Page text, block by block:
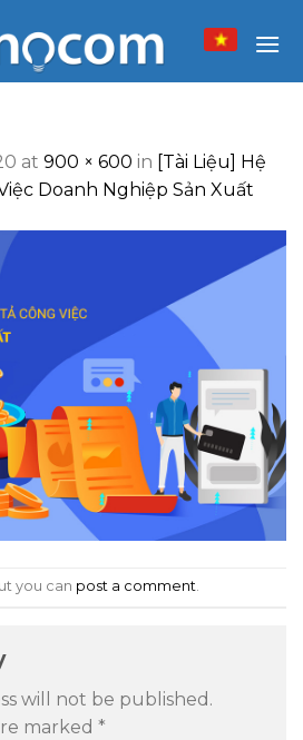
at 900 × 600 in [Tài Liệu] Hệ
Doanh Nghiệp Sản Xuất
you can post a comment.
will not be published.
marked *